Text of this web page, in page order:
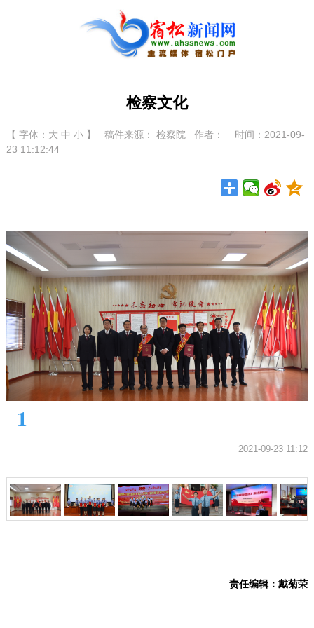
检察文化
【 字体： 大 中 小】
稿件来源： 检察院 作者： 时间：2021-09-
23 11:12:44
1
2021-09-23 11:12
责任编辑：戴菊荣